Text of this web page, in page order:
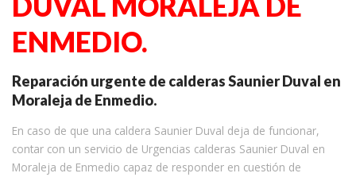
ENMEDIO.
Reparación urgente de calderas Saunier Duval en
Moraleja de Enmedio.
En caso de que una caldera Saunier Duval deja de funcionar,
contar con un servicio de Urgencias calderas Saunier Duval en
Moraleja de Enmedio capaz de responder en cuestión de